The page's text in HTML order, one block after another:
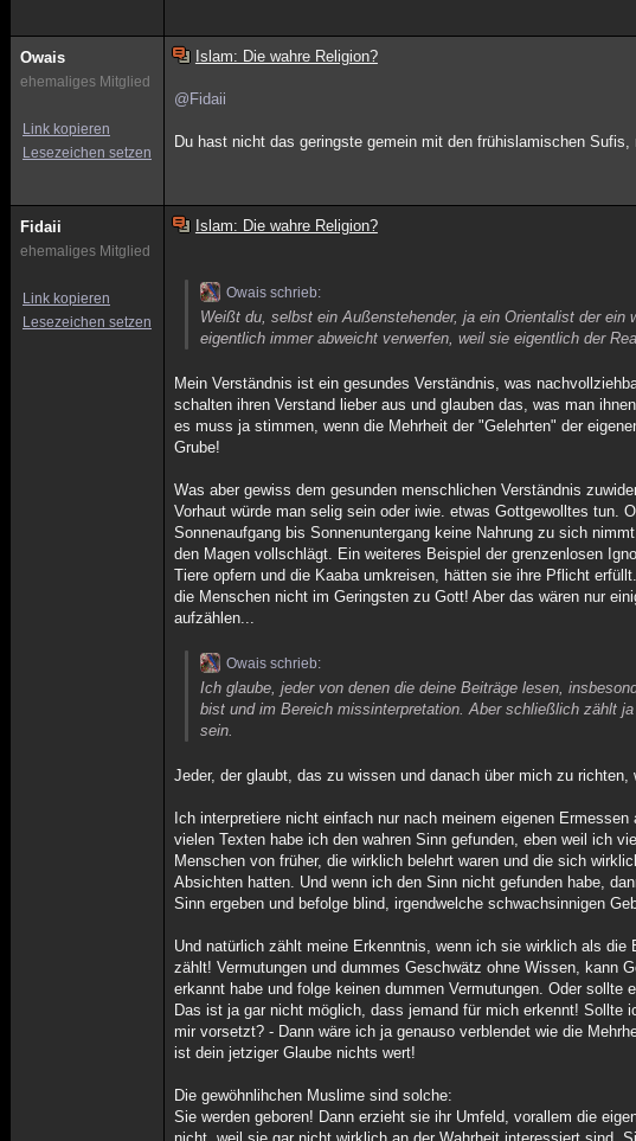
Owais
ehemaliges Mitglied
Link kopieren
Lesezeichen setzen
Islam: Die wahre Religion?
@Fidaii
Du hast nicht das geringste gemein mit den frühislamischen
Fidaii
ehemaliges Mitglied
Link kopieren
Lesezeichen setzen
Islam: Die wahre Religion?
Owais schrieb:
Weißt du, selbst ein Außenstehender, ja ein Orientalist der
eigentlich immer abweicht verwerfen, weil sie eigentlich der
Mein Verständnis ist ein gesundes Verständnis, was
schalten ihren Verstand lieber aus und glauben das, was man
es muss ja stimmen, wenn die Mehrheit der "Gelehrten" der
Grube!
Was aber gewiss dem gesunden menschlichen Verständnis
Vorhaut würde man selig sein oder iwie. etwas Gottgewolltes tun.
Sonnenaufgang bis Sonnenuntergang keine Nahrung zu sich
den Magen vollschlägt. Ein weiteres Beispiel der grenzenlosen
Tiere opfern und die Kaaba umkreisen, hätten sie ihre Pflicht
die Menschen nicht im Geringsten zu Gott! Aber das wären nur
aufzählen...
Owais schrieb:
Ich glaube, jeder von denen die deine Beiträge lesen,
bist und im Bereich missinterpretation. Aber schließlich zählt
sein.
Jeder, der glaubt, das zu wissen und danach über mich zu
Ich interpretiere nicht einfach nur nach meinem eigenen
vielen Texten habe ich den wahren Sinn gefunden, eben weil ich
Menschen von früher, die wirklich belehrt waren und die sich
Absichten hatten. Und wenn ich den Sinn nicht gefunden habe,
Sinn ergeben und befolge blind, irgendwelche schwachsinnigen
Und natürlich zählt meine Erkenntnis, wenn ich sie wirklich als
zählt! Vermutungen und dummes Geschwätz ohne Wissen, kann
erkannt habe und folge keinen dummen Vermutungen. Oder
Das ist ja gar nicht möglich, dass jemand für mich erkennt! Sollte
mir vorsetzt? - Dann wäre ich ja genauso verblendet wie die
ist dein jetziger Glaube nichts wert!
Die gewöhnlihchen Muslime sind solche:
Sie werden geboren! Dann erzieht sie ihr Umfeld, vorallem die